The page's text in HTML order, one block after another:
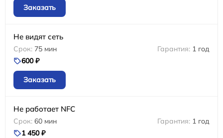
Заказать
Не видят сеть
75 мин
1 год
600 ₽
Заказать
Не работает NFC
60 мин
1 год
1 450 ₽